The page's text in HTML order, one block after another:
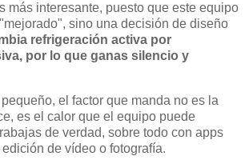
más interesante, puesto que este equipo
sino una decisión de diseño
refrigeración activa por
por lo que ganas silencio y
el factor que manda no es la
es el calor que el equipo puede
de verdad, sobre todo con apps
de vídeo o fotografía.